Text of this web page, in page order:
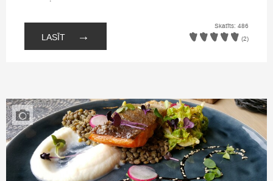
LASĪT →
Skatīts: 486
(2)